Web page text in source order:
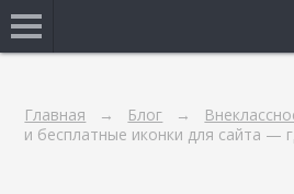
Главная Блог
и бесплатные иконки для сайта —